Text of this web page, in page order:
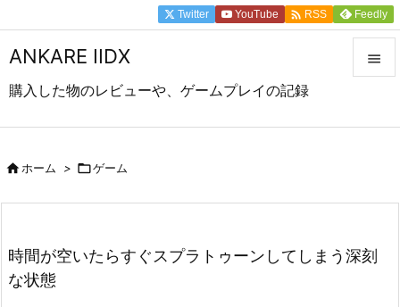
ANKARE IIDX
購入した物のレビューや、ゲームプレイの記録

検索
Twitter YouTube  RSS Feedly
ホーム > ゲーム
時間が空いたらすぐスプラトゥーンしてしまう深刻
な状態